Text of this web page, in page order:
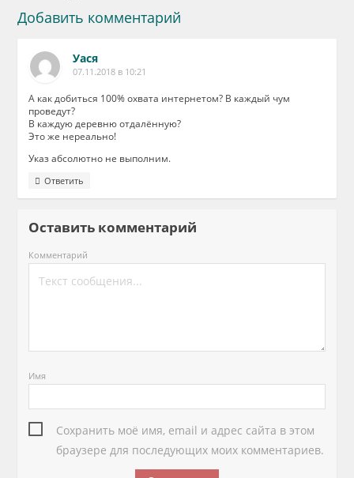
Добавить комментарий
Уася
07.11.2018 в 10:21
А как добиться 100% охвата интернетом? В каждый чум
проведут?
В каждую деревню отдалённую?
Это же нереально!
Указ абсолютно не выполним.
Ответить
Оставить комментарий
Комментарий
Имя
Сохранить моё имя, email и адрес сайта в этом
браузере для последующих моих комментариев.